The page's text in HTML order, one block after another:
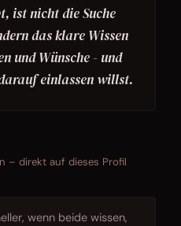
ist nicht die Suche
das klare Wissen
und Wünsche - und
einlassen willst.
– direkt auf dieses Profil
wenn beide wissen,